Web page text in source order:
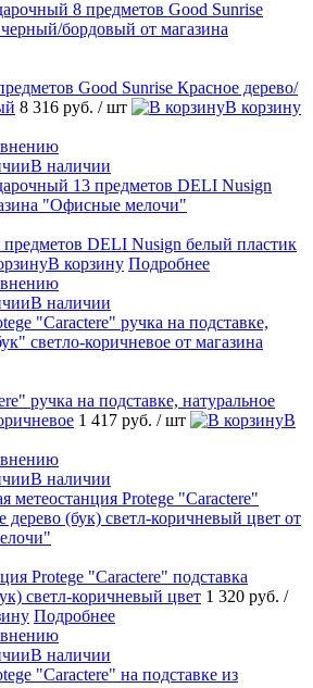
Good Sunrise Красное дерево/
8 316 руб. / шт
В корзину
В наличии
DELI Nusign белый пластик
В корзину Подробнее
В наличии
ручка на подставке, натуральное
1 417 руб. / шт
В
В наличии
Protege "Caractere" подставка
светл-коричневый цвет 1 320 руб. /
Подробнее
В наличии